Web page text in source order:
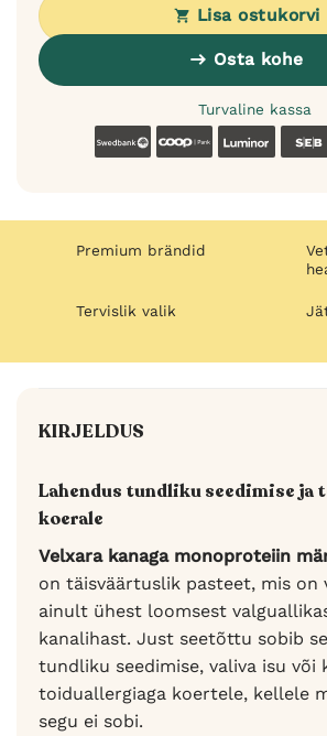
Lisa ostukorvi
Osta kohe
Turvaline kassa
SwedbankCoop
Premium brändid
Tervislik valik
KIRJELDUS
Lahendus tundliku seedimise ja
koerale
Velxara kanaga monoproteiin
on täisväärtuslik pasteet, mis on
ainult ühest loomsest
kanalihast. Just seetõttu sobib
tundliku seedimise, valiva isu või
toiduallergiaga koertele, kellele
segu ei sobi.